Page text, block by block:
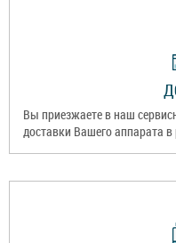
Вы приезжаете в наш
доставки Вашего аппарата в